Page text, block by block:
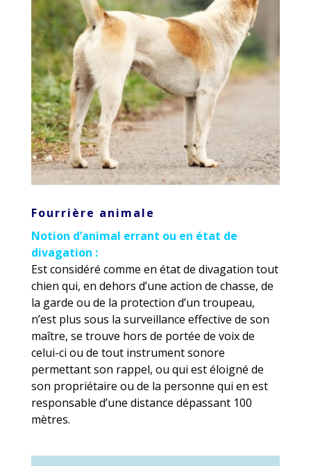
Fourrière animale
Notion d’animal errant ou en état de
divagation :
Est considéré comme en état de divagation tout
chien qui, en dehors d’une action de chasse, de
la garde ou de la protection d’un troupeau,
n’est plus sous la surveillance effective de son
maître, se trouve hors de portée de voix de
celui-ci ou de tout instrument sonore
permettant son rappel, ou qui est éloigné de
son propriétaire ou de la personne qui en est
responsable d’une distance dépassant 100
mètres.